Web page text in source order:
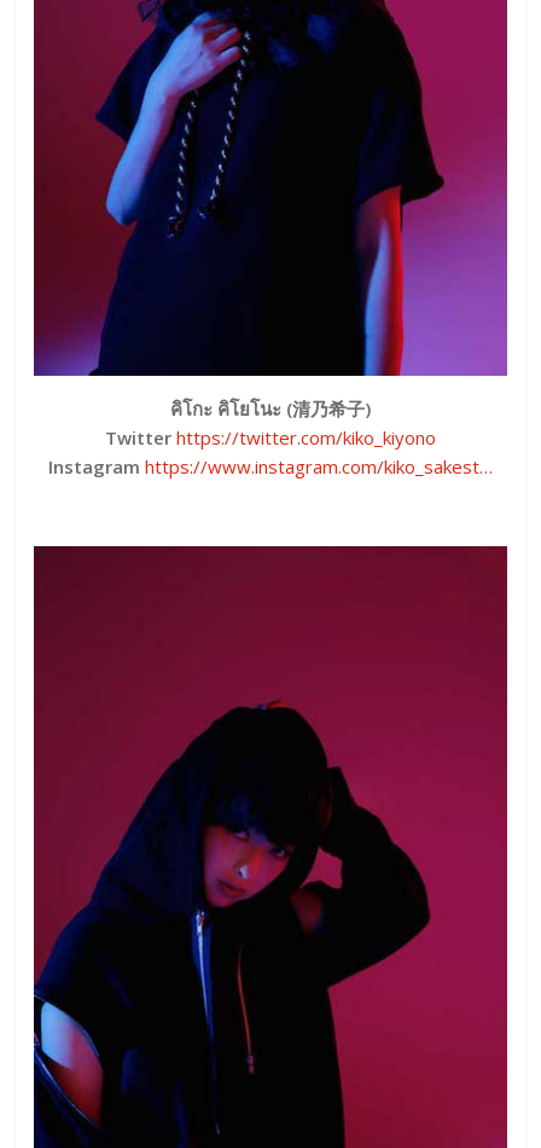
คิโกะ คิโยโนะ (清乃希子)
Twitter https://twitter.com/kiko_kiyono
Instagram https://www.instagram.com/kiko_sakest…